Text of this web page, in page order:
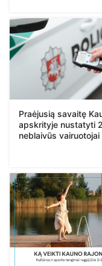
Praėjusią savaitę
apskrityje nustatyti
neblaivūs vairuotojai